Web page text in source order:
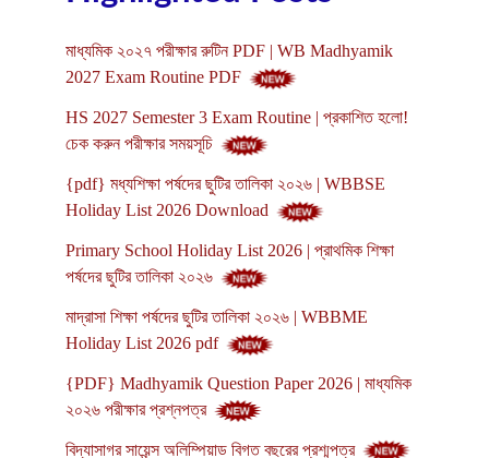
মাধ্যমিক ২০২৭ পরীক্ষার রুটিন PDF | WB Madhyamik
2027 Exam Routine PDF
HS 2027 Semester 3 Exam Routine | প্রকাশিত হলো!
চেক করুন পরীক্ষার সময়সূচি
{pdf} মধ্যশিক্ষা পর্ষদের ছুটির তালিকা ২০২৬ | WBBSE
Holiday List 2026 Download
Primary School Holiday List 2026 | প্রাথমিক শিক্ষা
পর্ষদের ছুটির তালিকা ২০২৬
মাদ্রাসা শিক্ষা পর্ষদের ছুটির তালিকা ২০২৬ | WBBME
Holiday List 2026 pdf
{PDF} Madhyamik Question Paper 2026 | মাধ্যমিক
২০২৬ পরীক্ষার প্রশ্নপত্র
বিদ্যাসাগর সায়েন্স অলিম্পিয়াড বিগত বছরের প্রশ্মপত্র